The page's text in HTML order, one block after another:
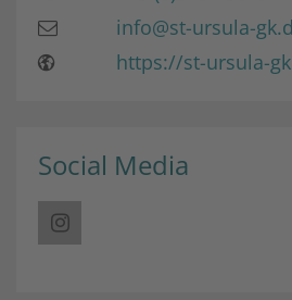
info@st-ursula-
https://st-ursula-
Social Media